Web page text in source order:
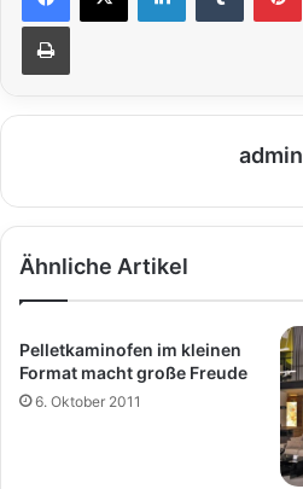
admin
Ähnliche Artikel
Pelletkaminofen im kleinen
Format macht große Freude
6. Oktober 2011